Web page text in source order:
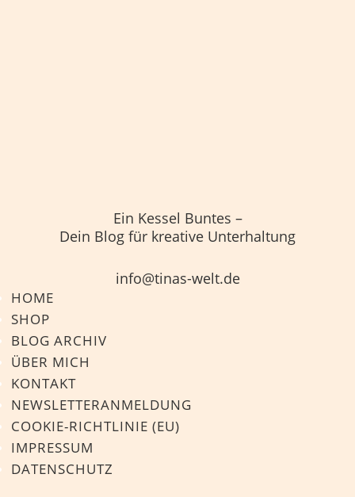
Ein Kessel Buntes –
Dein Blog für kreative Unterhaltung
info@tinas-welt.de
HOME
SHOP
BLOG ARCHIV
ÜBER MICH
KONTAKT
NEWSLETTERANMELDUNG
COOKIE-RICHTLINIE (EU)
IMPRESSUM
DATENSCHUTZ